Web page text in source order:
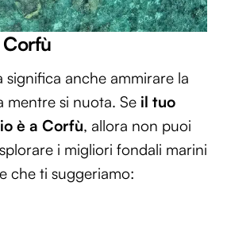
significa anche ammirare la
mentre si nuota. Se il tuo
è a Corfù, allora non puoi
i migliori fondali marini
che ti suggeriamo: